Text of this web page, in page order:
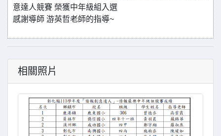
意達人競賽 榮獲中年級組入選
感謝導師 游英哲老師的指導~
相關照片